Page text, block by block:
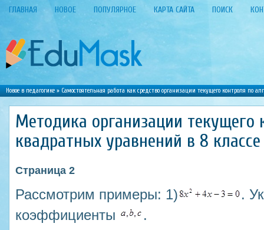
ГЛАВНАЯ НОВОЕ ПОПУЛЯРНОЕ КАРТА САЙТА ПОИСК
Новое в педагогике»Самостоятельная работа как средство организации текущего контроля по
Методика организации текущего
квадратных уравнений в 8 классе
Страница 2
Рассмотрим примеры: 1)
.
коэффициенты
.